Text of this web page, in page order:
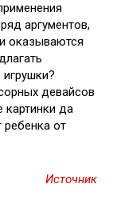
аргументов,
оказываются
игрушки?
девайсов
да
ребенка от
Источник